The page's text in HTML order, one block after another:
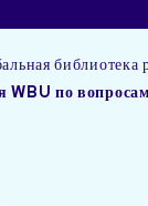
библиотека
WBU по